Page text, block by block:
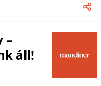
–
áll!